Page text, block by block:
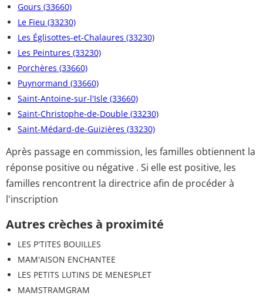
Gours (33660)
Le Fieu (33230)
Les Églisottes-et-Chalaures (33230)
Les Peintures (33230)
Porchères (33660)
Puynormand (33660)
Saint-Antoine-sur-l'Isle (33660)
Saint-Christophe-de-Double (33230)
Saint-Médard-de-Guizières (33230)
Après passage en commission, les familles obtiennent la
réponse positive ou négative . Si elle est positive, les
familles rencontrent la directrice afin de procéder à
l'inscription
Autres crèches à proximité
LES P'TITES BOUILLES
MAM'AISON ENCHANTEE
LES PETITS LUTINS DE MENESPLET
MAMSTRAMGRAM